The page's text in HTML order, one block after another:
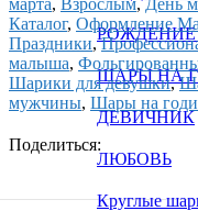
ШАРЫ НА
ДЕВИЧНИК
ЛЮБОВЬ
Круглые
марта, Взрослым, День
Каталог, Оформление
Праздники,
малыша,
Шарики для девушки,
мужчины, Шары на
Поделиться: